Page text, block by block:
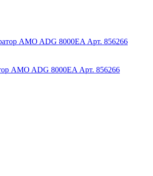
AMO ADG 8000EA Арт. 856266